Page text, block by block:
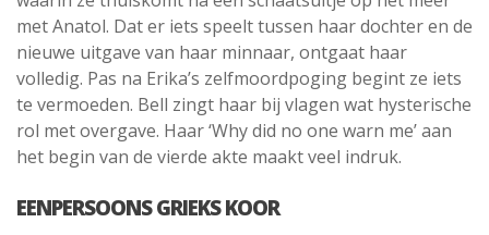
met Anatol. Dat er iets speelt tussen haar dochter en de
nieuwe uitgave van haar minnaar, ontgaat haar
volledig. Pas na Erika’s zelfmoordpoging begint ze iets
te vermoeden. Bell zingt haar bij vlagen wat hysterische
rol met overgave. Haar ‘Why did no one warn me’ aan
het begin van de vierde akte maakt veel indruk.
EENPERSOONS GRIEKS KOOR